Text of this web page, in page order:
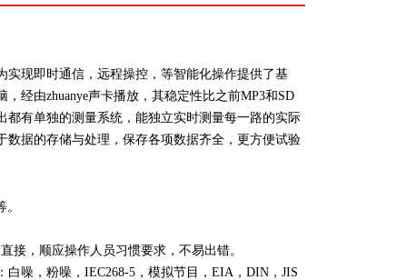
实现即时通信，远程操控，等智能化操作提供了基
，经由zhuanye声卡播放，其稳定性比之前MP3和SD
有单独的测量系统，能独立实时测量每一路的实际
据的存储与处理，保存各项数据齐全，更方便试验
接，顺应操作人员习惯要求，不易出错。
噪，粉噪，IEC268-5，模拟节目，EIA，DIN，JIS